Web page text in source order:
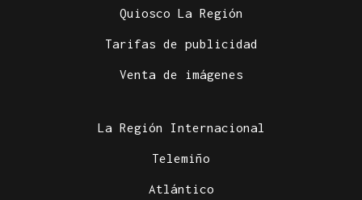
Quiosco La Región
Tarifas de publicidad
Venta de imágenes
La Región Internacional
Telemiño
Atlántico